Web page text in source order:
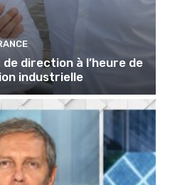
direction à l’heure de
industrielle